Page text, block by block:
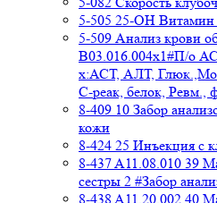
5-505 25-ОН Витамин
5-509 Анализ крови
B03.016.004x1#П/о
х:АСТ, АЛТ,
C-реак, белок, Ревм.,
8-409 10 Забор
кожи
8-424 25 Инъекция с
8-437 A11.08.010 39
сестры 2 #Забор
8-438 A11.20.002 40